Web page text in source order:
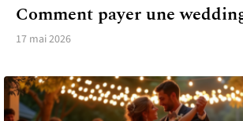
Comment payer une
17 mai 2026